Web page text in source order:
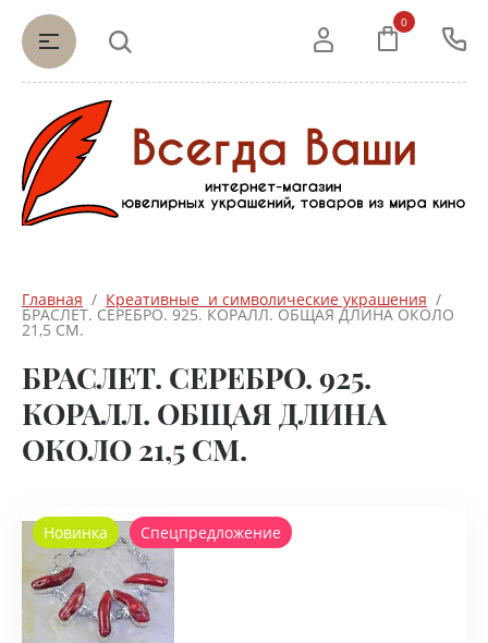
0
Главная
  /
Креативные  и символические украшения
  /
БРАСЛЕТ. СЕРЕБРО. 925. КОРАЛЛ. ОБЩАЯ ДЛИНА ОКОЛО
21,5 СМ.
БРАСЛЕТ. СЕРЕБРО. 925.
КОРАЛЛ. ОБЩАЯ ДЛИНА
ОКОЛО 21,5 СМ.
Новинка Спецпредложение